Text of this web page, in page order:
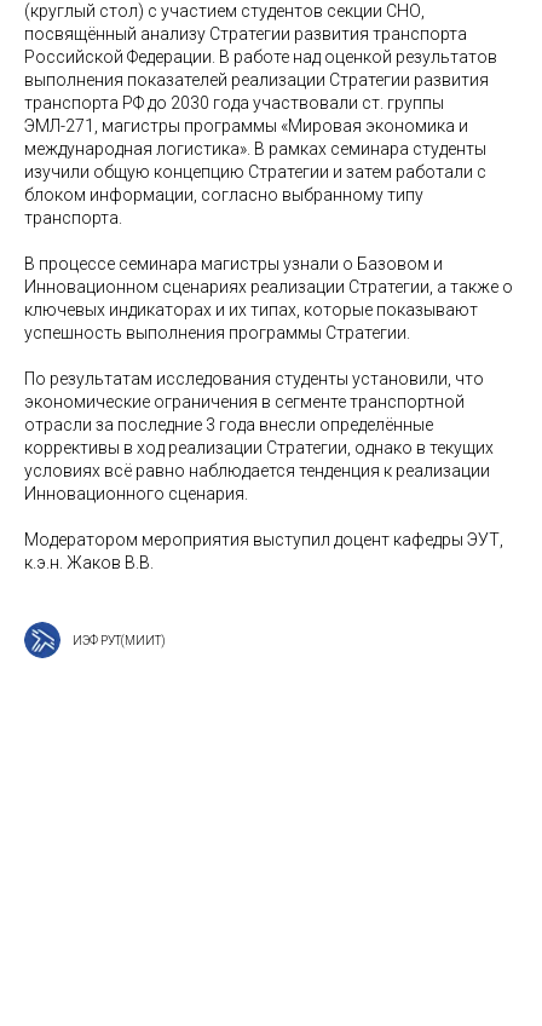
(круглый стол) с участием студентов секции СНО,
посвящённый анализу Стратегии развития транспорта
Российской Федерации. В работе над оценкой результатов
выполнения показателей реализации Стратегии развития
транспорта РФ до 2030 года участвовали ст. группы
ЭМЛ-271, магистры программы «Мировая экономика и
международная логистика». В рамках семинара студенты
изучили общую концепцию Стратегии и затем работали с
блоком информации, согласно выбранному типу
транспорта.
В процессе семинара магистры узнали о Базовом и
Инновационном сценариях реализации Стратегии, а также о
ключевых индикаторах и их типах, которые показывают
успешность выполнения программы Стратегии.
По результатам исследования студенты установили, что
экономические ограничения в сегменте транспортной
отрасли за последние 3 года внесли определённые
коррективы в ход реализации Стратегии, однако в текущих
условиях всё равно наблюдается тенденция к реализации
Инновационного сценария.
Модератором мероприятия выступил доцент кафедры ЭУТ,
к.э.н. Жаков В.В.
ИЭФ РУТ(МИИТ)